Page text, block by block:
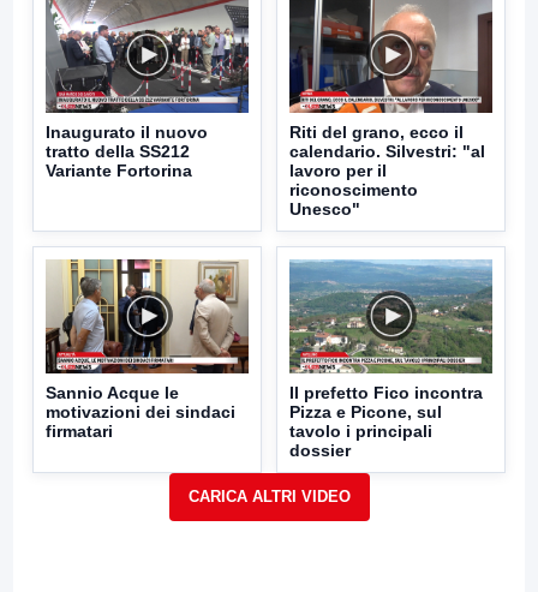
Inaugurato il nuovo
tratto della SS212
Variante Fortorina
Riti del grano, ecco il
calendario. Silvestri: "al
lavoro per il
riconoscimento
Unesco"
Sannio Acque le
motivazioni dei sindaci
firmatari
Il prefetto Fico incontra
Pizza e Picone, sul
tavolo i principali
dossier